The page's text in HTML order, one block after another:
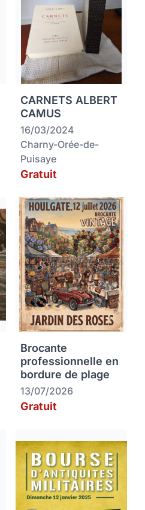
CARNETS ALBERT
CAMUS
16/03/2024
Charny-Orée-de-
Puisaye
Gratuit
Brocante
professionnelle en
bordure de plage
13/07/2026
Gratuit